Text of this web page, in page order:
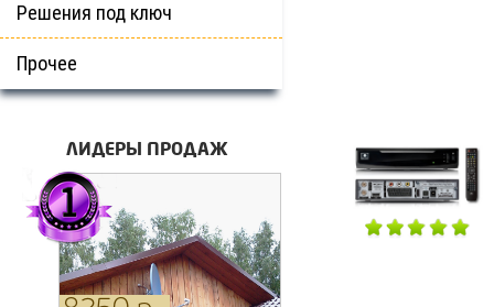
Решения под ключ
Прочее
ЛИДЕРЫ ПРОДАЖ